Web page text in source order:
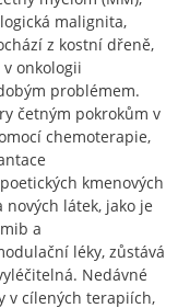
malignita,
z kostní dřeně,
onkologii
problémem.
četným pokrokům v
chemoterapie,
kmenových
nových látek, jako je
a
léky, zůstává
Nedávné
v cílených terapiích,